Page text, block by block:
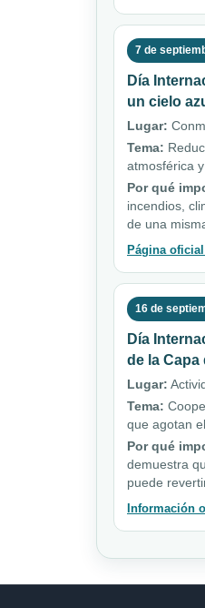
7 de
Día
un cielo
Lugar:
Tema:
atmosférica
Por qué
incendios,
de una
Página
16 de
Día
de la Capa
Lugar:
Tema:
que agotan
Por qué
demuestra
puede
Información